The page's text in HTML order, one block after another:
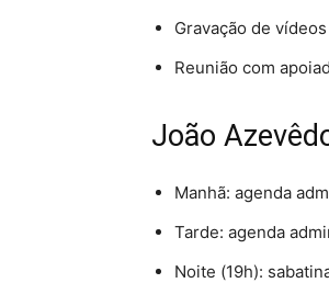
Gravação de
Reunião com
João
Manhã: agenda
Tarde: agenda
Noite (19h):